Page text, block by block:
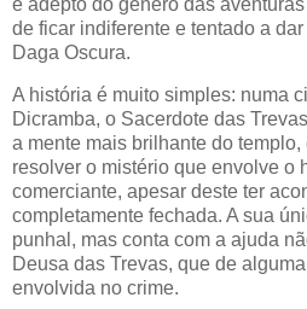
de ficar indiferente e tentado a
Daga Oscura.
A história é muito simples: numa
Dicramba, o Sacerdote das
a mente mais brilhante do
resolver o mistério que envolve o
comerciante, apesar deste ter
completamente fechada. A sua
punhal, mas conta com a ajuda
Deusa das Trevas, que de
envolvida no crime.